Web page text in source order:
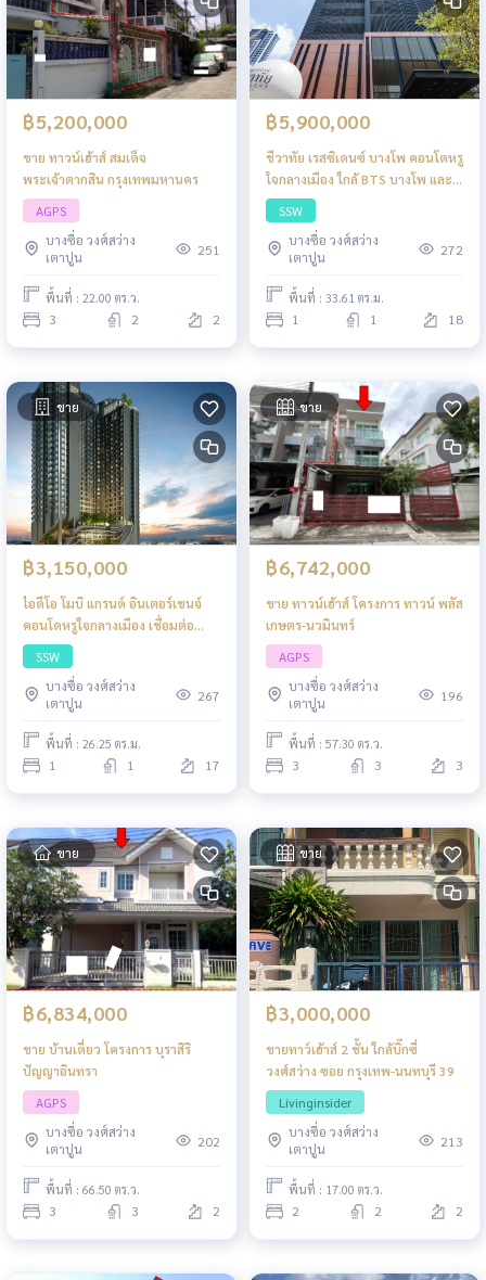
฿5,200,000
ขาย ทาวน์เฮ้าส์ สมเด็จ
พระเจ้าตากสิน กรุงเทพมหานคร
AGPS
บางซื่อ วงศ์สว่าง
เตาปูน
251
พื้นที่ : 22.00 ตร.ว.
3 2 2
฿5,900,000
ชีวาทัย เรสซิเดนซ์ บางโพ คอนโดหรู
ใจกลางเมือง ใกล้ BTS บางโพ และ
สิ่งอำนวยความสะดวกครบ
SSW
บางซื่อ วงศ์สว่าง
เตาปูน
272
พื้นที่ : 33.61 ตร.ม.
1 1 18
ขาย
฿3,150,000
ไอดีโอ โมบิ แกรนด์ อินเตอร์เชนจ์
คอนโดหรูใจกลางเมือง เชื่อมต่อ
รถไฟฟ้า 2 สาย
SSW
บางซื่อ วงศ์สว่าง
เตาปูน
267
พื้นที่ : 26.25 ตร.ม.
1 1 17
ขาย
฿6,742,000
ขาย ทาวน์เฮ้าส์ โครงการ ทาวน์ พลัส
เกษตร-นวมินทร์
AGPS
บางซื่อ วงศ์สว่าง
เตาปูน
196
พื้นที่ : 57.30 ตร.ว.
3 3 3
ขาย
฿6,834,000
ขาย บ้านเดี่ยว โครงการ บุราสิริ
ปัญญาอินทรา
AGPS
บางซื่อ วงศ์สว่าง
เตาปูน
202
พื้นที่ : 66.50 ตร.ว.
3 3 2
ขาย
฿3,000,000
ขายทาว์เฮ้าส์ 2 ชั้น ใกล้บิ๊กซี่
วงศ์สว่าง ซอย กรุงเทพ-นนทบุรี 39
Livinginsider
บางซื่อ วงศ์สว่าง
เตาปูน
213
พื้นที่ : 17.00 ตร.ว.
2 2 2